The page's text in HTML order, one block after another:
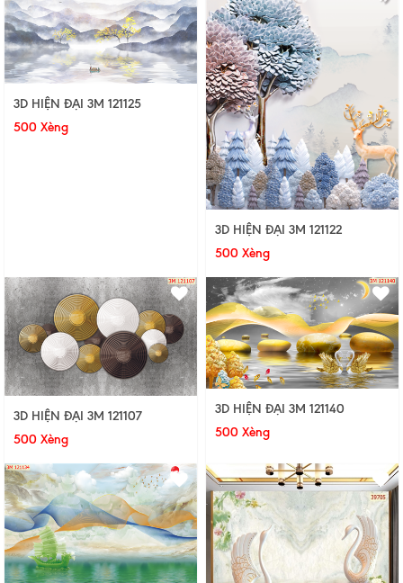
3D HIỆN ĐẠI 3M 121125
500 Xèng
3D HIỆN ĐẠI 3M 121122
500 Xèng
3D HIỆN ĐẠI 3M 121107
500 Xèng
3D HIỆN ĐẠI 3M 121140
500 Xèng